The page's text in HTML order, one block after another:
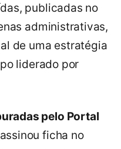
publicadas no
administrativas,
de uma estratégia
liderado por
pelo Portal
ficha no